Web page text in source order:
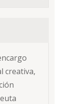
creativa,